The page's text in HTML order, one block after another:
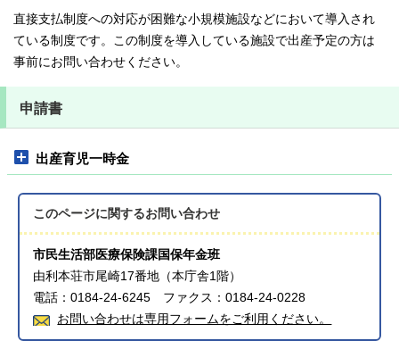
直接支払制度への対応が困難な小規模施設などにおいて導入され
ている制度です。この制度を導入している施設で出産予定の方は
事前にお問い合わせください。
申請書
出産育児一時金
このページに関するお問い合わせ
市民生活部医療保険課国保年金班
由利本荘市尾崎17番地（本庁舎1階）
電話：0184-24-6245 ファクス：0184-24-0228
お問い合わせは専用フォームをご利用ください。